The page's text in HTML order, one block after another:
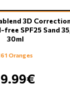
3D
SPF25 Sand
30ml
Oranges